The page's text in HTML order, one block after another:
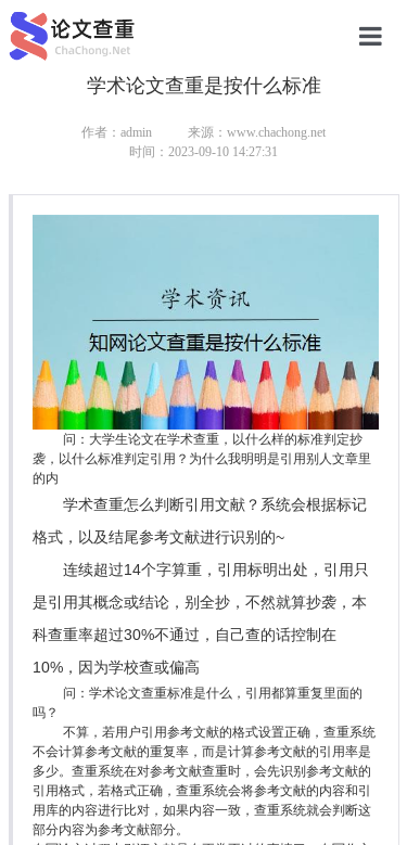
博士论文
学术论文查重是按什么标准
作者：admin
来源：www.chachong.net
时间：2023-09-10 14:27:31
问：大学生论文在学术查重，以什么样的标准判定抄
袭，以什么标准判定引用？为什么我明明是引用别人文章里
的内
学术查重怎么判断引用文献？系统会根据标记
格式，以及结尾参考文献进行识别的~
连续超过14个字算重，引用标明出处，引用只
是引用其概念或结论，别全抄，不然就算抄袭，本
科查重率超过30%不通过，自己查的话控制在
10%，因为学校查或偏高
问：学术论文查重标准是什么，引用都算重复里面的
吗？
不算，若用户引用参考文献的格式设置正确，查重系统
不会计算参考文献的重复率，而是计算参考文献的引用率是
多少。查重系统在对参考文献查重时，会先识别参考文献的
引用格式，若格式正确，查重系统会将参考文献的内容和引
用库的内容进行比对，如果内容一致，查重系统就会判断这
部分内容为参考文献部分。